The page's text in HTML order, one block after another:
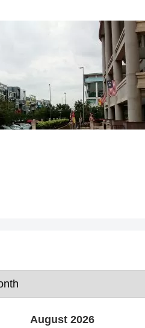
August 2026